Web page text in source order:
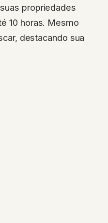
propriedades
10 horas. Mesmo
destacando sua